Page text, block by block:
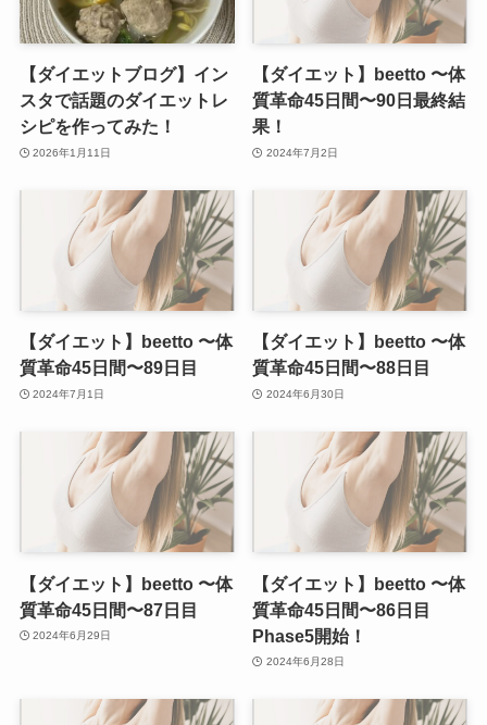
【ダイエットブログ】イン
スタで話題のダイエットレ
シピを作ってみた！
2026年1月11日
【ダイエット】beetto 〜体
質革命45日間〜90日最終結
果！
2024年7月2日
【ダイエット】beetto 〜体
質革命45日間〜89日目
2024年7月1日
【ダイエット】beetto 〜体
質革命45日間〜88日目
2024年6月30日
【ダイエット】beetto 〜体
質革命45日間〜87日目
2024年6月29日
【ダイエット】beetto 〜体
質革命45日間〜86日目
Phase5開始！
2024年6月28日